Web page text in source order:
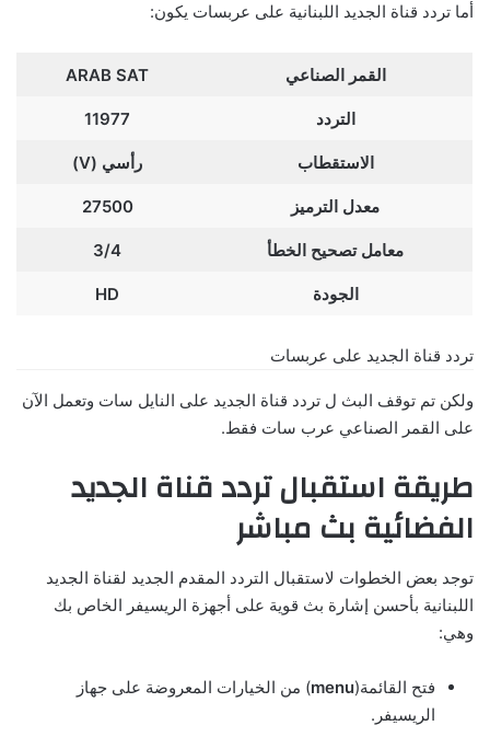
أما تردد قناة الجديد اللبنانية على عربسات يكون:
القمر الصناعي ARAB SAT
التردد 11977
الاستقطاب رأسي (V)
معدل الترميز 27500
معامل تصحيح الخطأ 3/4
الجودة HD
تردد قناة الجديد على عربسات
ولكن تم توقف البث ل تردد قناة الجديد على النايل سات وتعمل الآن
على القمر الصناعي عرب سات فقط.
طريقة استقبال تردد قناة الجديد
الفضائية بث مباشر
توجد بعض الخطوات لاستقبال التردد المقدم الجديد لقناة الجديد
اللبنانية بأحسن إشارة بث قوية على أجهزة الريسيفر الخاص بك
وهي:
فتح القائمة(menu) من الخيارات المعروضة على جهاز
الريسيفر.